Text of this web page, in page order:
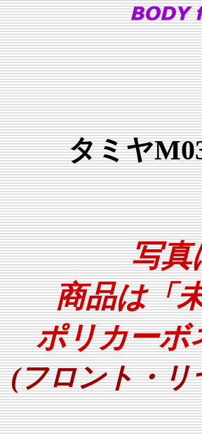
タミヤ
写真
商品は「
ポリカーボ
(フロント・リ